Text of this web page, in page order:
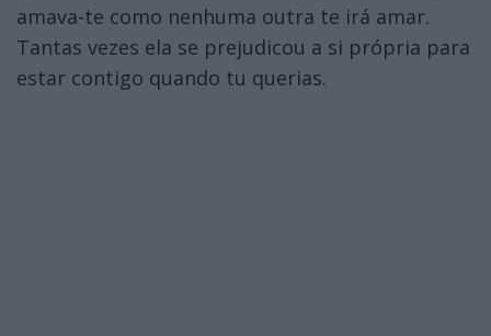
amava-te como nenhuma outra te irá amar.
Tantas vezes ela se prejudicou a si própria para
estar contigo quando tu querias.